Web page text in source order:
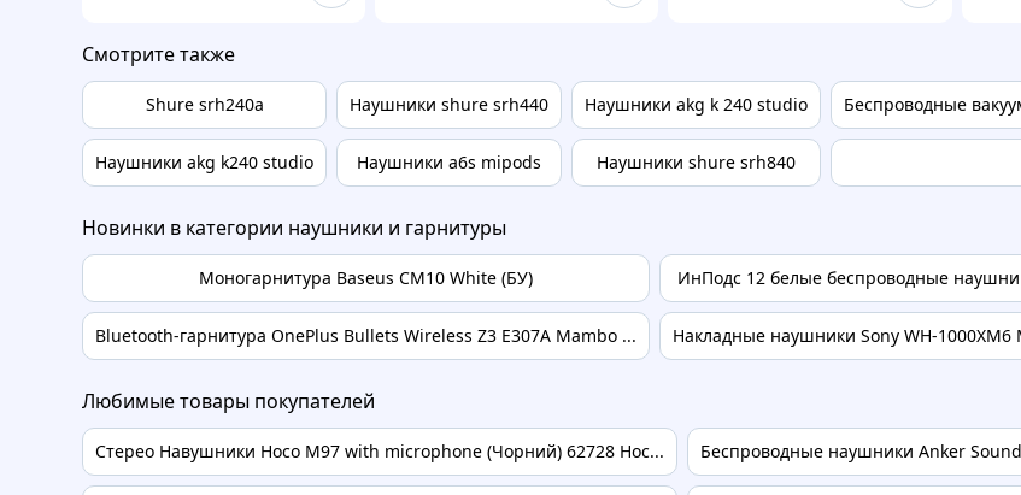
Смотрите также
Shure srh240a
Наушники akg k240 studio
Наушники shure srh440
Наушники a6s mipods
Наушники akg k 240 studio
Наушники shure srh840
Беспроводные
Новинки в категории наушники и гарнитуры
Моногарнитура Baseus CM10 White (БУ)
Bluetooth-гарнитура OnePlus Bullets Wireless Z3 E307A Mambo ...
ИнПодс 12 белые беспроводные
Накладные наушники Sony WH-1000XM6
Любимые товары покупателей
Стерео Навушники Hoco M97 with microphone (Чорний) 62728 Hoc... Беспроводные наушники Anker